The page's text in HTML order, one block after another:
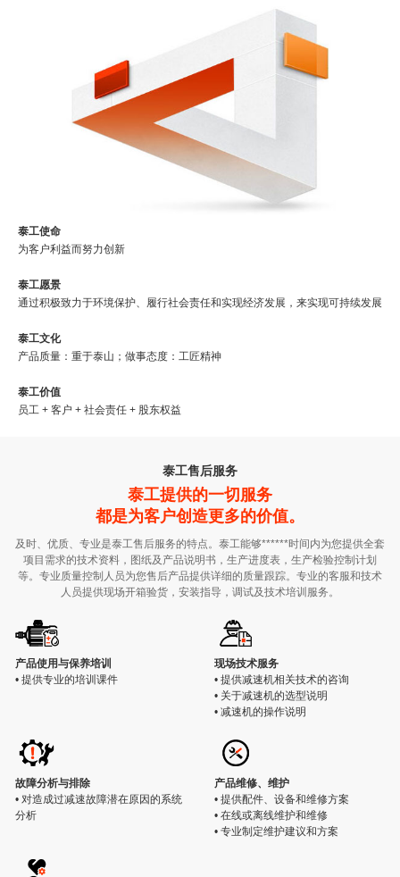
泰工使命
为客户利益而努力创新
泰工愿景
通过积极致力于环境保护、履行社会责任和实现经济发展，来实现可持续发展
泰工文化
产品质量：重于泰山；做事态度：工匠精神
泰工价值
员工 + 客户 + 社会责任 + 股东权益
泰工售后服务
泰工提供的一切服务
都是为客户创造更多的价值。
及时、优质、专业是泰工售后服务的特点。泰工能够******时间内为您提供全套
项目需求的技术资料，图纸及产品说明书，生产进度表，生产检验控制计划
等。专业质量控制人员为您售后产品提供详细的质量跟踪。专业的客服和技术
人员提供现场开箱验货，安装指导，调试及技术培训服务。
产品使用与保养培训
• 提供专业的培训课件
现场技术服务
• 提供减速机相关技术的咨询
• 关于减速机的选型说明
• 减速机的操作说明
故障分析与排除
• 对造成过减速故障潜在原因的系统
分析
产品维修、维护
• 提供配件、设备和维修方案
• 在线或离线维护和维修
• 专业制定维护建议和方案